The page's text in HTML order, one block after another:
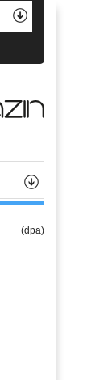
(dpa)